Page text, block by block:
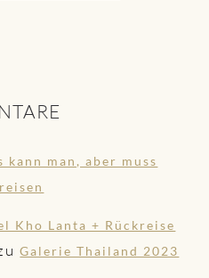
man, aber muss
Kho Lanta + Rückreise
Galerie Thailand 2023